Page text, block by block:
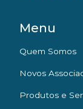
Menu
Quem Somos
Novos
Produtos e